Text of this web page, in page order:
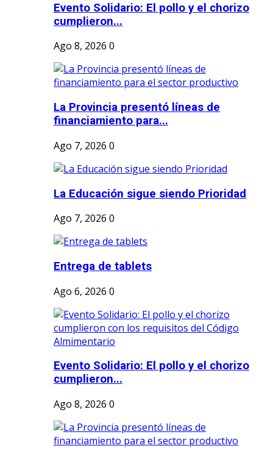
Evento Solidario: El pollo y el chorizo
cumplieron...
Ago 8, 2026 0
La Provincia presentó líneas de
financiamiento para...
Ago 7, 2026 0
La Educación sigue siendo Prioridad
Ago 7, 2026 0
Entrega de tablets
Ago 6, 2026 0
Evento Solidario: El pollo y el chorizo
cumplieron...
Ago 8, 2026 0